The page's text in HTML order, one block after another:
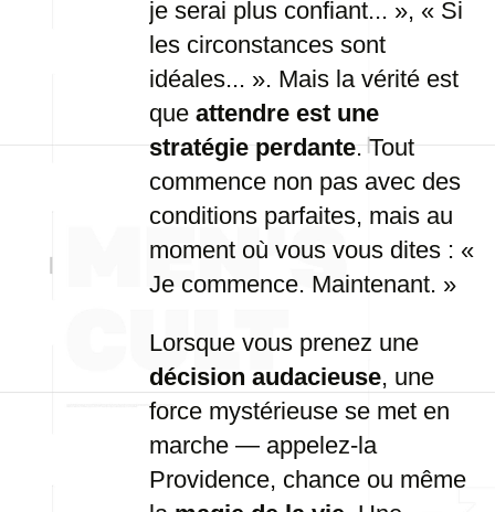
je serai plus confiant... », « Si
les circonstances sont
idéales... ». Mais la vérité est
que attendre est une
stratégie perdante. Tout
commence non pas avec des
conditions parfaites, mais au
moment où vous vous dites : «
Je commence. Maintenant. »
Lorsque vous prenez une
décision audacieuse, une
force mystérieuse se met en
marche — appelez-la
Providence, chance ou même